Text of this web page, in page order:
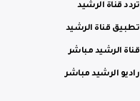
تردد قناة الرشيد
تطبيق قناة الرشيد
قناة الرشيد مباشر
راديو الرشيد مباشر